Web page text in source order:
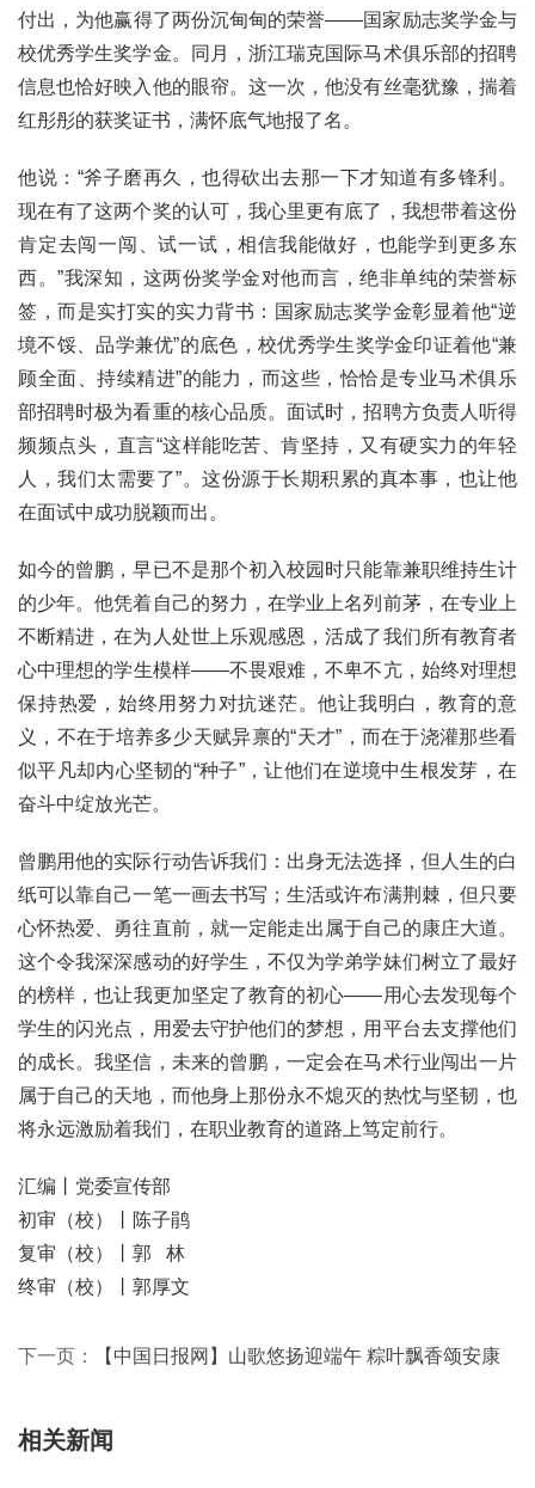
付出，为他赢得了两份沉甸甸的荣誉——国家励志奖学金与
校优秀学生奖学金。同月，浙江瑞克国际马术俱乐部的招聘
信息也恰好映入他的眼帘。这一次，他没有丝毫犹豫，揣着
红彤彤的获奖证书，满怀底气地报了名。
他说：“斧子磨再久，也得砍出去那一下才知道有多锋利。
现在有了这两个奖的认可，我心里更有底了，我想带着这份
肯定去闯一闯、试一试，相信我能做好，也能学到更多东
西。”我深知，这两份奖学金对他而言，绝非单纯的荣誉标
签，而是实打实的实力背书： 国家励志奖学金彰显着他“逆
境不馁、品学兼优”的底色，校优秀学生奖学金印证着他“兼
顾全面、持续精进”的能力，而这些，恰恰是专业马术俱乐
部招聘时极为看重的核心品质。面试时，招聘方负责人听得
频频点头，直言“这样能吃苦、肯坚持，又有硬实力的年轻
人，我们太需要了”。这份源于长期积累的真本事，也让他
在面试中成功脱颖而出。
如今的曾鹏，早已不是那个初入校园时只能靠兼职维持生计
的少年。他凭着自己的努力，在学业上名列前茅，在专业上
不断精进，在为人处世上乐观感恩，活成了我们所有教育者
心中理想的学生模样——不畏艰难，不卑不亢，始终对理想
保持热爱，始终用努力对抗迷茫。他让我明白，教育的意
义，不在于培养多少天赋异禀的“天才”，而在于浇灌那些看
似平凡却内心坚韧的“种子”，让他们在逆境中生根发芽，在
奋斗中绽放光芒。
曾鹏用他的实际行动告诉我们：出身无法选择，但人生的白
纸可以靠自己一笔一画去书写；生活或许布满荆棘，但只要
心怀热爱、勇往直前，就一定能走出属于自己的康庄大道。
这个令我深深感动的好学生，不仅为学弟学妹们树立了最好
的榜样，也让我更加坚定了教育的初心——用心去发现每个
学生的闪光点，用爱去守护他们的梦想，用平台去支撑他们
的成长。我坚信，未来的曾鹏，一定会在马术行业闯出一片
属于自己的天地，而他身上那份永不熄灭的热忱与坚韧，也
将永远激励着我们，在职业教育的道路上笃定前行。
汇编丨党委宣传部
初审（校）丨陈子鹃
复审（校）丨郭 林
终审（校）丨郭厚文
下一页： 【中国日报网】山歌悠扬迎端午 粽叶飘香颂安康
相关新闻